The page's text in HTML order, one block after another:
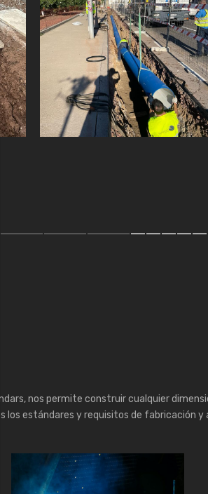
nos permite construir cualquier
estándares y requisitos de fabricación